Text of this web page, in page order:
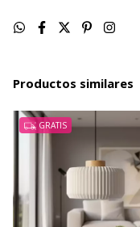
Productos similares
GRATIS